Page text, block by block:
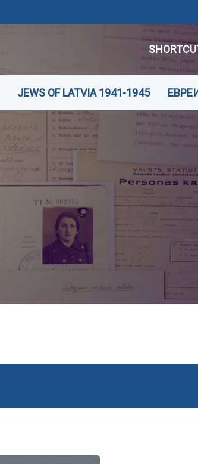
JEWS OF LATVIA 1941-1945